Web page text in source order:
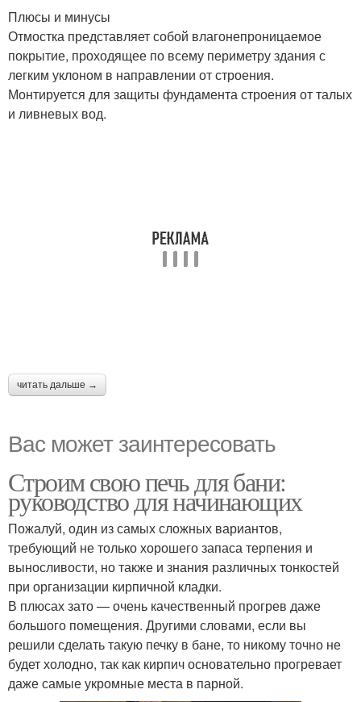
Плюсы и минусы
Отмостка представляет собой влагонепроницаемое
покрытие, проходящее по всему периметру здания с
легким уклоном в направлении от строения.
Монтируется для защиты фундамента строения от талых
и ливневых вод.
читать дальше →
Вас может заинтересовать
Строим свою печь для бани:
руководство для начинающих
Пожалуй, один из самых сложных вариантов,
требующий не только хорошего запаса терпения и
выносливости, но также и знания различных тонкостей
при организации кирпичной кладки.
В плюсах зато — очень качественный прогрев даже
большого помещения. Другими словами, если вы
решили сделать такую печку в бане, то никому точно не
будет холодно, так как кирпич основательно прогревает
даже самые укромные места в парной.